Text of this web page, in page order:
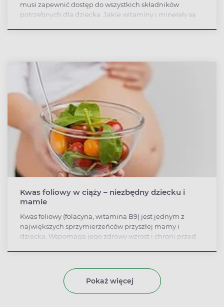
musi zapewnić dostęp do wszystkich składników
potrzebnych dla dziecka. Jakie witaminy i minerały są
Kwas foliowy w ciąży – niezbędny dziecku i
mamie
Kwas foliowy (folacyna, witamina B9) jest jednym z
największych sprzymierzeńców przyszłej mamy i
dziecka. Wspomaga jego zdrowy wzrost i chroni przed
tak zbawienne działanie i jak go właściwie
suplementować.
Pokaż więcej